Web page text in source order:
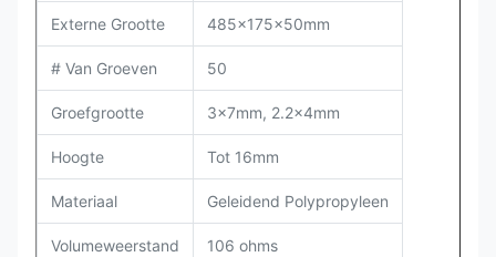
Externe Grootte 485x175x50mm
# Van Groeven 50
Groefgrootte 3x7mm, 2.2x4mm
Hoogte Tot 16mm
Materiaal Geleidend Polypropyleen
Volumeweerstand 106 ohms